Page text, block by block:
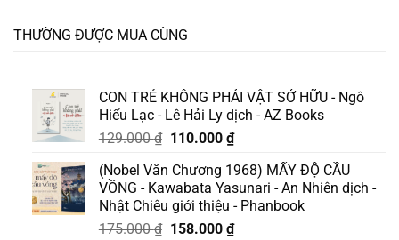
THƯỜNG ĐƯỢC MUA CÙNG
CON TRẺ KHÔNG PHẢI VẬT SỞ HỮU - Ngô
Hiểu Lạc - Lê Hải Ly dịch - AZ Books
129.000₫ Giá
là:
129.000 ₫.
110.000 ₫Giá
tại
là:
110.000 ₫.
(Nobel Văn Chương 1968) MẤY ĐỘ CẦU
VỒNG - Kawabata Yasunari - An Nhiên dịch -
Nhật Chiêu giới thiệu - Phanbook
175.000₫ Giá
158.000 ₫Giá